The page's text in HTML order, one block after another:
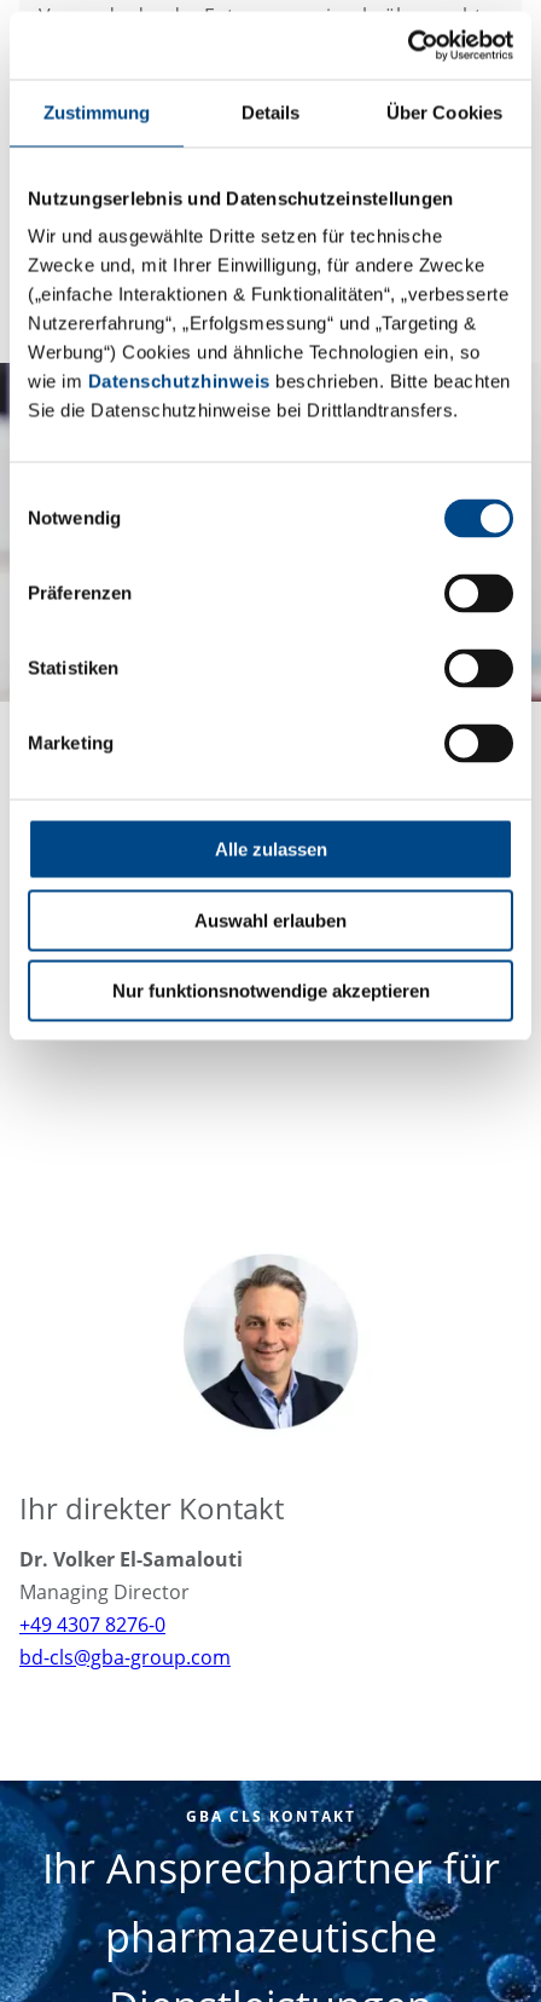
Zustimmung Details Über Cookies
Nutzungserlebnis und Datenschutzeinstellungen
Wir und ausgewählte Dritte setzen für technische
Zwecke und, mit Ihrer Einwilligung, für andere Zwecke
(„einfache Interaktionen & Funktionalitäten“, „verbesserte
Nutzererfahrung“, „Erfolgsmessung“ und „Targeting &
Werbung“) Cookies und ähnliche Technologien ein, so
wie im Datenschutzhinweis beschrieben. Bitte beachten
Sie die Datenschutzhinweise bei Drittlandtransfers.
Notwendig
Präferenzen
Statistiken
Marketing
Alle zulassen
Auswahl erlauben
Nur funktionsnotwendige akzeptieren
Versand oder der Entsorgung einzeln überwacht
und verfolgt. Innerhalb von 24 Stunden kann die
leiten.
Die GBA Group übernimmt auch den Abruf, die
Handhabung, Lagerung und den Transport von
Proben, die in Referenzlabors getestet werden
molekularen Assays. Die GBA Group hat spezielle
Verfahren für das Management von Genproben
implementiert, z.B. mit Verwendung eines höchst
zuverlässigen doppelten Codierungsschritts zur
Gewährleistung der Compliance mit den
Datenschutzanforderungen.
Ihr direkter Kontakt
Dr. Volker El-Samalouti
Managing Director
+49 4307 8276-0
bd-cls@gba-group.com
GBA CLS KONTAKT
Ihr Ansprechpartner für
pharmazeutische